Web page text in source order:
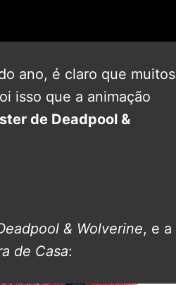
ano, é claro que muitos
isso que a animação
de Deadpool &
& Wolverine, e a
de Casa: